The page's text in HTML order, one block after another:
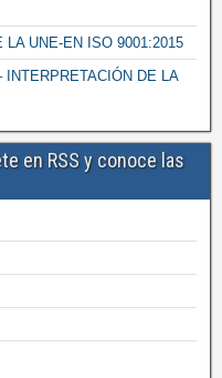
LA UNE-EN ISO 9001:2015
DE LA
en RSS y conoce las